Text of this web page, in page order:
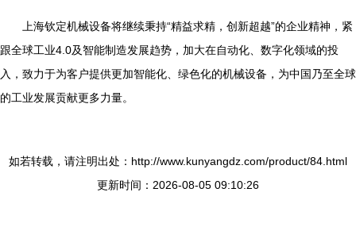
上海钦定机械设备将继续秉持“精益求精，创新超越”的企业精神，紧
跟全球工业4.0及智能制造发展趋势，加大在自动化、数字化领域的投
入，致力于为客户提供更加智能化、绿色化的机械设备，为中国乃至全球
的工业发展贡献更多力量。
如若转载，请注明出处：http://www.kunyangdz.com/product/84.html
更新时间：2026-08-05 09:10:26